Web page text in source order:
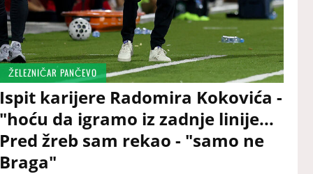
ŽELEZNIČAR PANČEVO
Ispit karijere Radomira Kokovića -
"hoću da igramo iz zadnje linije...
Pred žreb sam rekao - "samo ne
Braga"